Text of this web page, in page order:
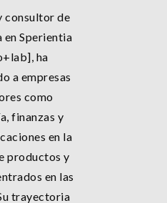
consultor de
en Sperientia
ha
a empresas
como
finanzas y
en la
productos y
en las
trayectoria